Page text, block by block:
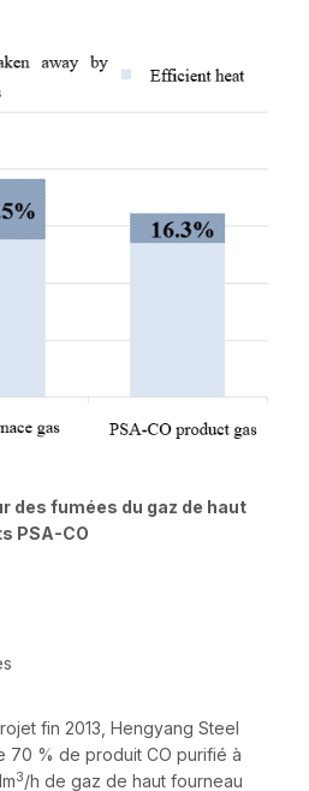
des fumées du gaz de haut
PSA-CO
fin 2013, Hengyang Steel
70 % de produit CO purifié à
3/h de gaz de haut fourneau